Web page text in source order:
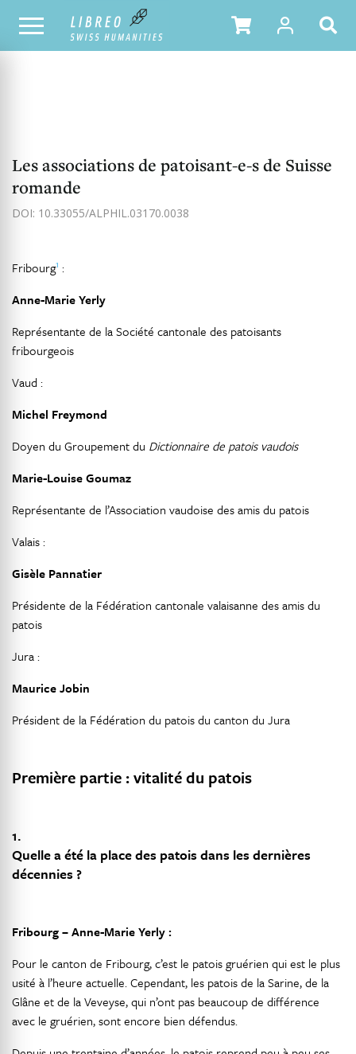
NOTRE CATALOGUE TABLE DES MATIÈRES
Les associations de patoisant-e-s de Suisse
romande
DOI: 10.33055/ALPHIL.03170.0038
Fribourg1 :
Anne-Marie Yerly
Représentante de la Société cantonale des patoisants
fribourgeois
Vaud :
Michel Freymond
Doyen du Groupement du Dictionnaire de patois vaudois
Marie-Louise Goumaz
Représentante de l’Association vaudoise des amis du patois
Valais :
Gisèle Pannatier
Présidente de la Fédération cantonale valaisanne des amis du
patois
Jura :
Maurice Jobin
Président de la Fédération du patois du canton du Jura
Première partie : vitalité du patois
1.
Quelle a été la place des patois dans les dernières
décennies ?
Fribourg – Anne-Marie Yerly :
Pour le canton de Fribourg, c’est le patois gruérien qui est le plus
usité à l’heure actuelle. Cependant, les patois de la Sarine, de la
Glâne et de la Veveyse, qui n’ont pas beaucoup de différence
avec le gruérien, sont encore bien défendus.